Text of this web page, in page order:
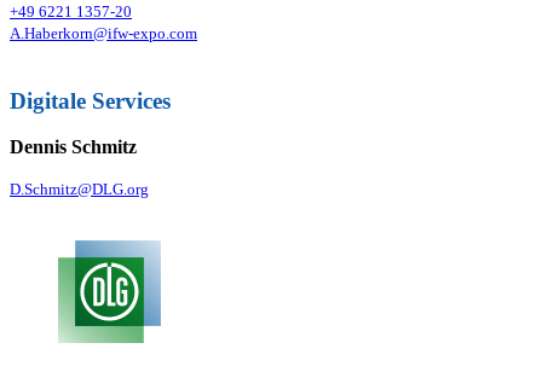
+49 6221 1357-20
A.Haberkorn@ifw-expo.com
Digitale Services
Dennis Schmitz
D.Schmitz@DLG.org